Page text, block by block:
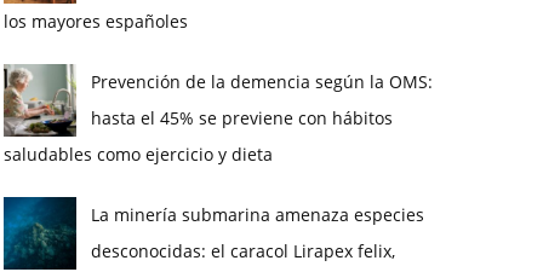
los mayores españoles
Prevención de la demencia según la OMS:
hasta el 45% se previene con hábitos
saludables como ejercicio y dieta
La minería submarina amenaza especies
desconocidas: el caracol Lirapex felix,